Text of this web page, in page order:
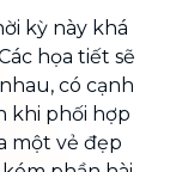
kỳ này khá
họa tiết sẽ
có cạnh
khi phối hợp
một vẻ đẹp